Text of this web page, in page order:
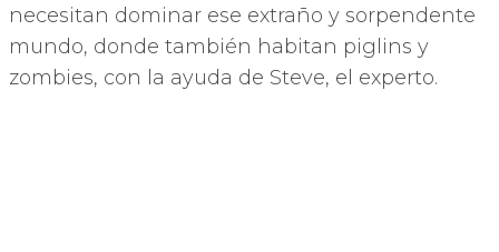
necesitan dominar ese extraño y sorpendente
mundo, donde también habitan piglins y
zombies, con la ayuda de Steve, el experto.